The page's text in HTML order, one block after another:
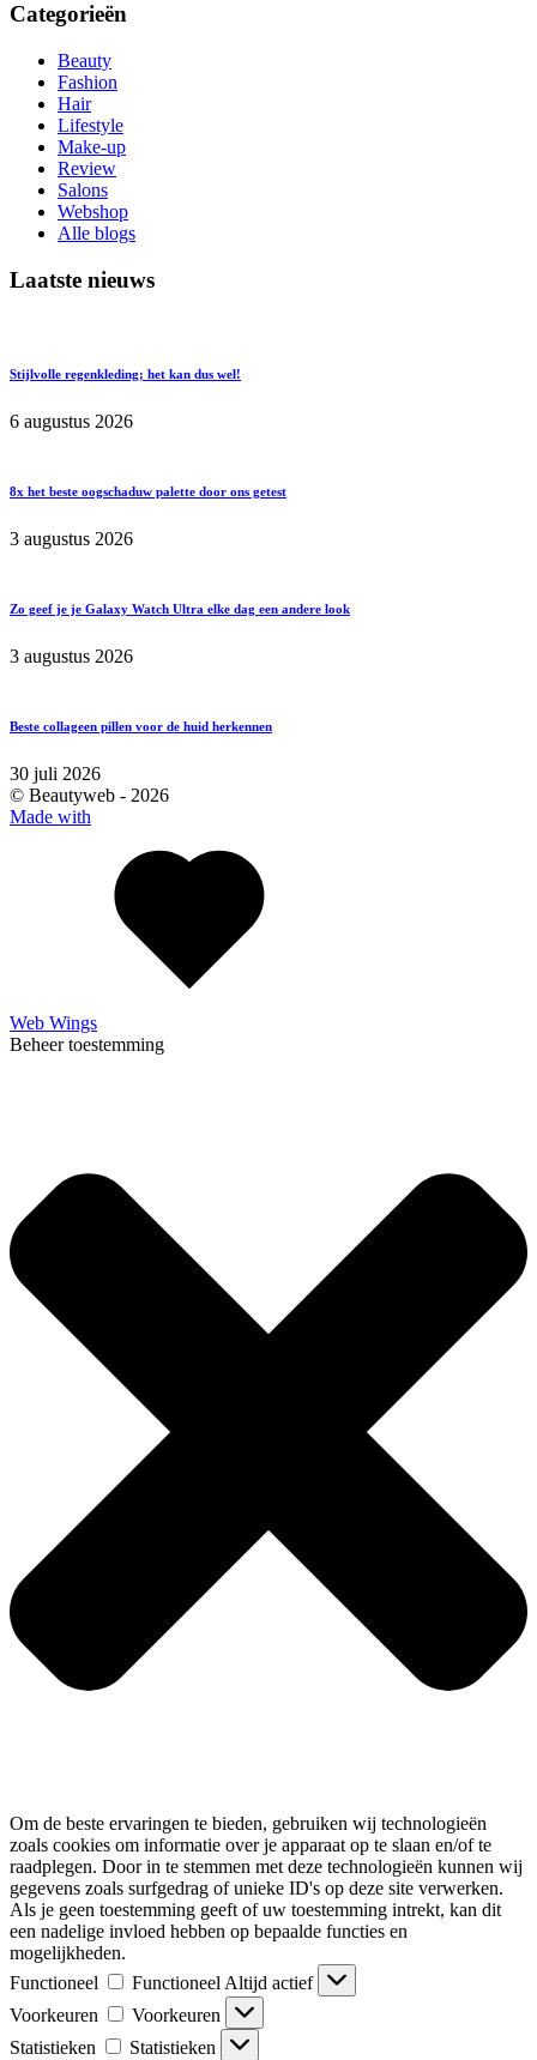
Categorieën
Beauty
Fashion
Hair
Lifestyle
Make-up
Review
Salons
Webshop
Alle blogs
Laatste nieuws
Stijlvolle regenkleding; het kan dus wel!
6 augustus 2026
8x het beste oogschaduw palette door ons getest
3 augustus 2026
Zo geef je je Galaxy Watch Ultra elke dag een andere look
3 augustus 2026
Beste collageen pillen voor de huid herkennen
30 juli 2026
© Beautyweb - 2026
Made with
Web Wings
Beheer toestemming
Om de beste ervaringen te bieden, gebruiken wij technologieën
zoals cookies om informatie over je apparaat op te slaan en/of te
raadplegen. Door in te stemmen met deze technologieën kunnen wij
gegevens zoals surfgedrag of unieke ID's op deze site verwerken.
Als je geen toestemming geeft of uw toestemming intrekt, kan dit
een nadelige invloed hebben op bepaalde functies en
mogelijkheden.
Functioneel
FunctioneelAltijd actief
Voorkeuren
Voorkeuren
Statistieken
Statistieken